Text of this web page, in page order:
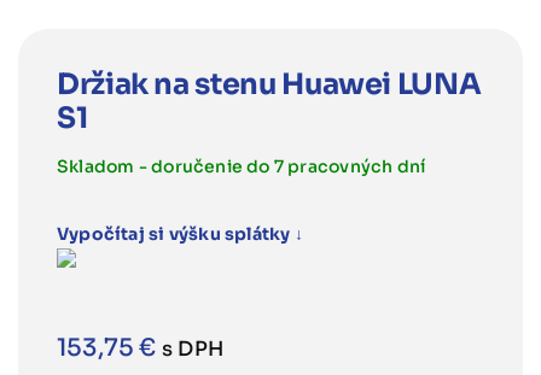
Držiak na stenu Huawei LUNA
S1
Skladom - doručenie do 7 pracovných dní
153,75€ s DPH